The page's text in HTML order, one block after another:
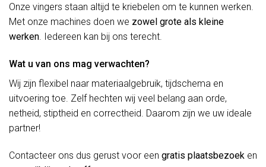
Onze vingers staan altijd te kriebelen om te kunnen werken.
Met onze machines doen we zowel grote als kleine
werken. Iedereen kan bij ons terecht.
Wat u van ons mag verwachten?
Wij zijn flexibel naar materiaalgebruik, tijdschema en
uitvoering toe. Zelf hechten wij veel belang aan orde,
netheid, stiptheid en correctheid. Daarom zijn we uw ideale
partner!
Contacteer ons dus gerust voor een gratis plaatsbezoek en